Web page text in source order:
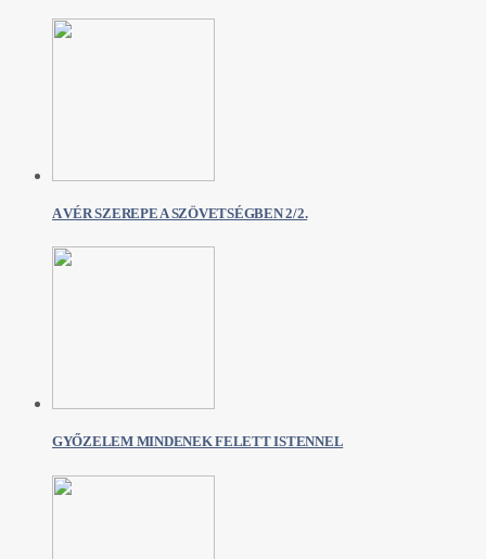
A VÉR SZEREPE A SZÖVETSÉGBEN 2/2.
GYŐZELEM MINDENEK FELETT ISTENNEL